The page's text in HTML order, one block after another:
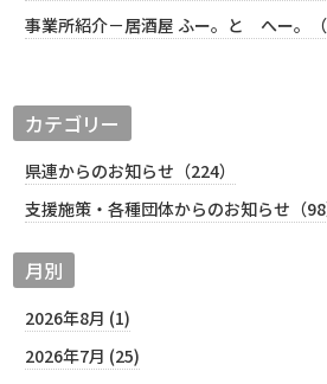
事業所紹介－居酒屋 ふー。と へー。（
カテゴリー
県連からのお知らせ（224）
支援施策・各種団体からのお知らせ（98
月別
2026年8月 (1)
2026年7月 (25)